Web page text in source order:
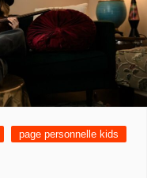
page personnelle kids